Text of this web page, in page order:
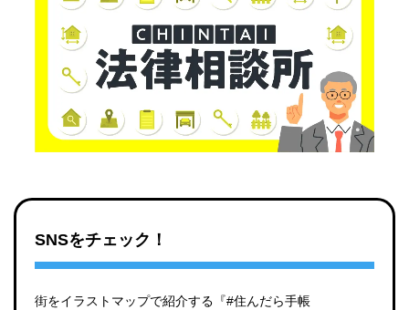
SNSをチェック！
街をイラストマップで紹介する『#住んだら手帳